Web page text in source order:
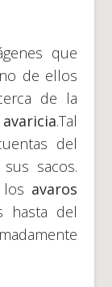
que
de ellos
de la
avaricia.Tal
del
sacos.
los avaros
hasta del